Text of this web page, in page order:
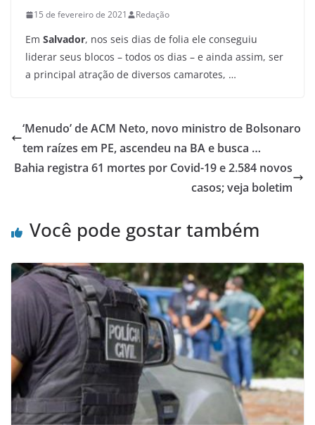
15 de fevereiro de 2021 Redação
Em Salvador, nos seis dias de folia ele conseguiu
liderar seus blocos – todos os dias – e ainda assim, ser
a principal atração de diversos camarotes, …
‘Menudo’ de ACM Neto, novo ministro de Bolsonaro
tem raízes em PE, ascendeu na BA e busca …
Bahia registra 61 mortes por Covid-19 e 2.584 novos
casos; veja boletim
Você pode gostar também